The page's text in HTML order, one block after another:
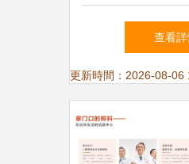
保健咨詢
查看
更新時間：2026-08-06